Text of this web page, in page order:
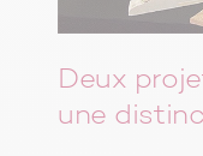
Deux
une